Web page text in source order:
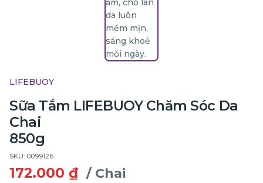
LIFEBUOY
Sữa Tắm LIFEBUOY Chăm Sóc Da
Chai
850g
SKU: 0099126
172.000 ₫ / Chai